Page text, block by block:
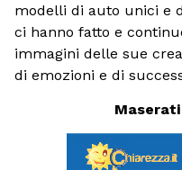
modelli di auto unici e
ci hanno fatto e
immagini delle sue
di emozioni e di